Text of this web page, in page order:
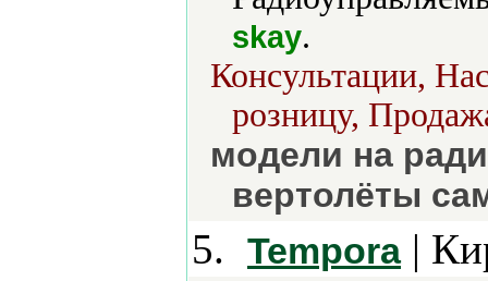
skay.
Консультации,
розницу,
модели на
вертолёты
5. Tempora|